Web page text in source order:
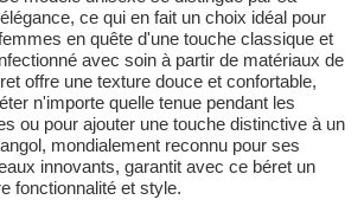
ce qui en fait un choix idéal pour
en quête d'une touche classique et
avec soin à partir de matériaux de
offre une texture douce et confortable,
n'importe quelle tenue pendant les
ou pour ajouter une touche distinctive à un
mondialement reconnu pour ses
innovants, garantit avec ce béret un
fonctionnalité et style.